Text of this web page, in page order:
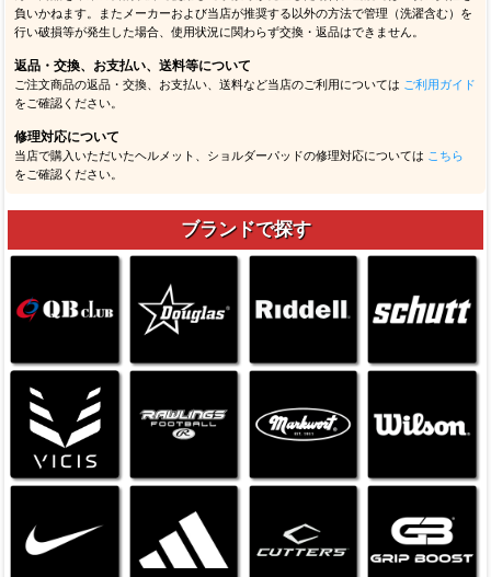
負いかねます。またメーカーおよび当店が推奨する以外の方法で管理（洗濯含む）を
行い破損等が発生した場合、使用状況に関わらず交換・返品はできません。
返品・交換、お支払い、送料等について
ご注文商品の返品・交換、お支払い、送料など当店のご利用については ご利用ガイド
をご確認ください。
修理対応について
当店で購入いただいたヘルメット、ショルダーパッドの修理対応については こちら
をご確認ください。
ブランドで探す